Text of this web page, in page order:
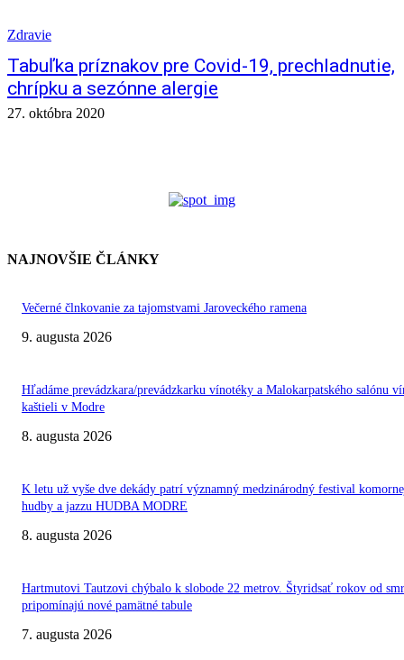
Zdravie
Tabuľka príznakov pre Covid-19, prechladnutie,
chrípku a sezónne alergie
27. októbra 2020
NAJNOVŠIE ČLÁNKY
Večerné člnkovanie za tajomstvami Jaroveckého ramena
9. augusta 2026
Hľadáme prevádzkara/prevádzkarku vínotéky a Malokarpatského salónu
kaštieli v Modre
8. augusta 2026
K letu už vyše dve dekády patrí významný medzinárodný festival
hudby a jazzu HUDBA MODRE
8. augusta 2026
Hartmutovi Tautzovi chýbalo k slobode 22 metrov. Štyridsať rokov od
pripomínajú nové pamätné tabule
7. augusta 2026